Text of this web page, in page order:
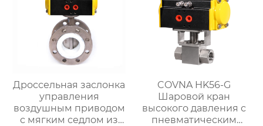
Дроссельная заслонка
управления
воздушным приводом
с мягким седлом из
COVNA HK56-G
Шаровой кран
высокого давления с
пневматическим